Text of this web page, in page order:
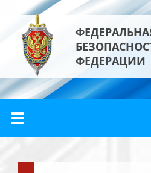
ФЕДЕРАЦИИ